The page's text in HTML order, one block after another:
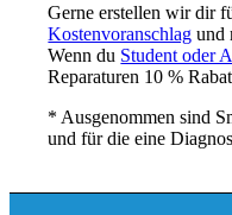
Gerne erstellen wir dir
Kostenvoranschlag und
Wenn du Student oder
Reparaturen 10 %
* Ausgenommen sind
und für die eine